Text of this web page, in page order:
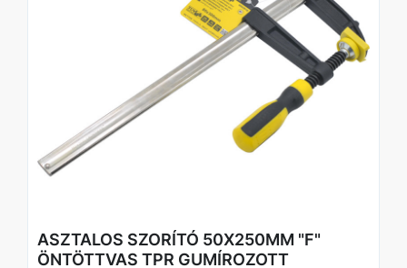
Markolat: TPR (ergonomikus, csúszásmentes)
Csomagolás: Akasztókártya (Hangtag)
ASZTALOS SZORÍTÓ 50X250MM "F"
ÖNTÖTTVAS TPR GUMÍROZOTT